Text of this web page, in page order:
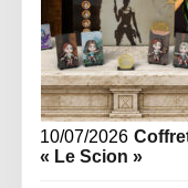
10/07/2026
« Le Scion »